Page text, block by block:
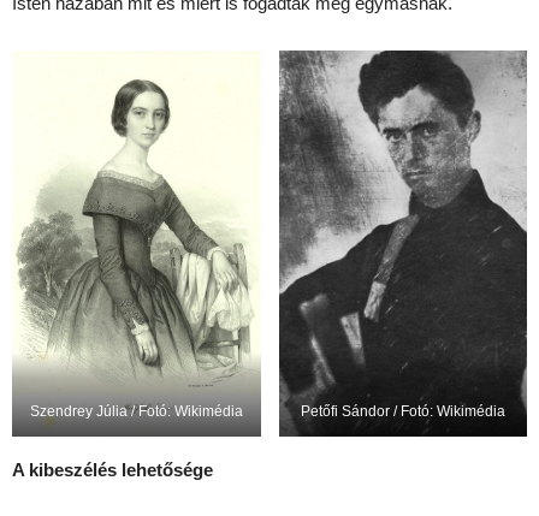
Szendrey Júlia / Fotó: Wikimédia Petőfi Sándor / Fotó: Wikimédia
A kibeszélés lehetősége